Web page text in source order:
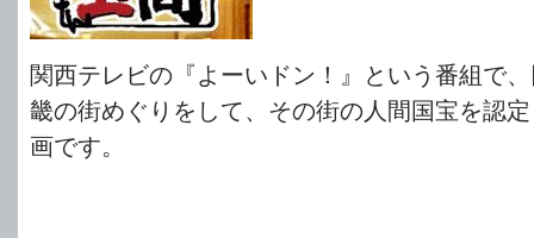
関西テレビの『よーいドン！』という番組で
畿の街めぐりをして、その街の人間国宝を認
画です。